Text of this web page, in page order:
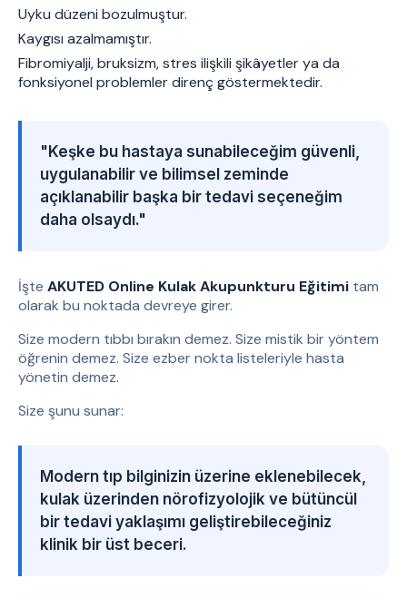
Uyku düzeni bozulmuştur.
Kaygısı azalmamıştır.
Fibromiyalji, bruksizm, stres ilişkili şikâyetler ya da
fonksiyonel problemler direnç göstermektedir.
"Keşke bu hastaya sunabileceğim güvenli,
uygulanabilir ve bilimsel zeminde
açıklanabilir başka bir tedavi seçeneğim
daha olsaydı."
İşte AKUTED Online Kulak Akupunkturu Eğitimi tam
olarak bu noktada devreye girer.
Size modern tıbbı bırakın demez. Size mistik bir yöntem
öğrenin demez. Size ezber nokta listeleriyle hasta
yönetin demez.
Size şunu sunar:
Modern tıp bilginizin üzerine eklenebilecek,
kulak üzerinden nörofizyolojik ve bütüncül
bir tedavi yaklaşımı geliştirebileceğiniz
klinik bir üst beceri.